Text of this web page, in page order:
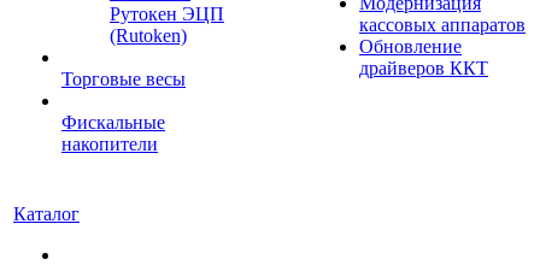
Рутокен ЭЦП
(Rutoken)
Торговые весы
Фискальные
накопители
кассовых аппаратов
Обновление
драйверов ККТ
Каталог